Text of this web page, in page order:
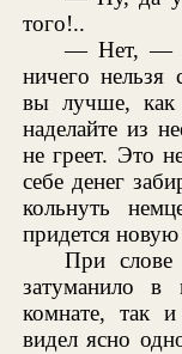
того!..
— Нет, —
ничего нельзя
вы лучше, как
наделайте из
не греет. Это
себе денег
кольнуть
придется новую
При
затуманило
комнате, так
видел ясно